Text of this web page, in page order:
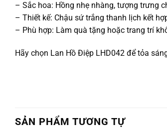
– Sắc hoa: Hồng nhẹ nhàng, tượng trưng
– Thiết kế: Chậu sứ trắng thanh lịch kết
– Phù hợp: Làm quà tặng hoặc trang trí
Hãy chọn Lan Hồ Điệp LHD042 để tỏa
SẢN PHẨM TƯƠNG TỰ